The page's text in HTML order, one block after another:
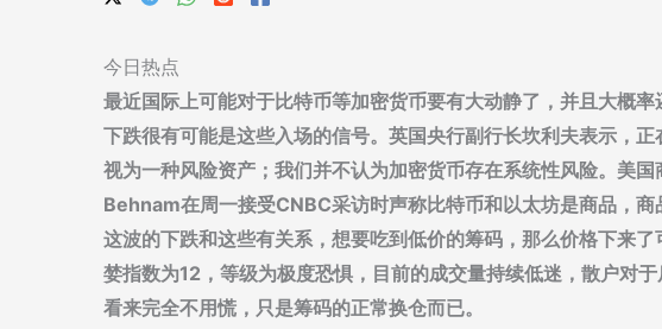
今日热点
最近国际上可能对于比特币等加密货币要有大动静了，并且大概
下跌很有可能是这些入场的信号。英国央行副行长坎利夫表示，
视为一种风险资产；我们并不认为加密货币存在系统性风险。美
Behnam在周一接受CNBC采访时声称比特币和以太坊是商品，
这波的下跌和这些有关系，想要吃到低价的筹码，那么价格下来
婪指数为12，等级为极度恐惧，目前的成交量持续低迷，散户对
看来完全不用慌，只是筹码的正常换仓而已。